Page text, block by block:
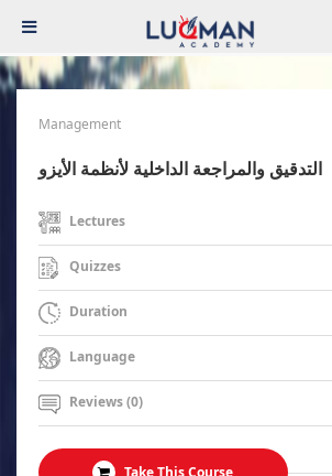
Management
التدقيق والمراجعة الداخلية لأنظمة الأيزو
Lectures
Quizzes
Duration
Language
Reviews (0)
Take This Course